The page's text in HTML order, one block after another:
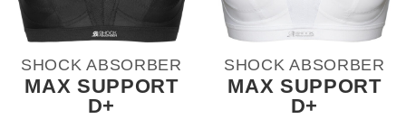
SHOCK ABSORBER
MAX SUPPORT
D+
SHOCK ABSORBER
MAX SUPPORT
D+